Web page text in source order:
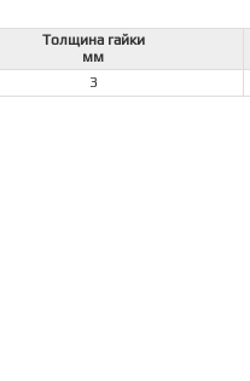
Толщина гайки
мм
3